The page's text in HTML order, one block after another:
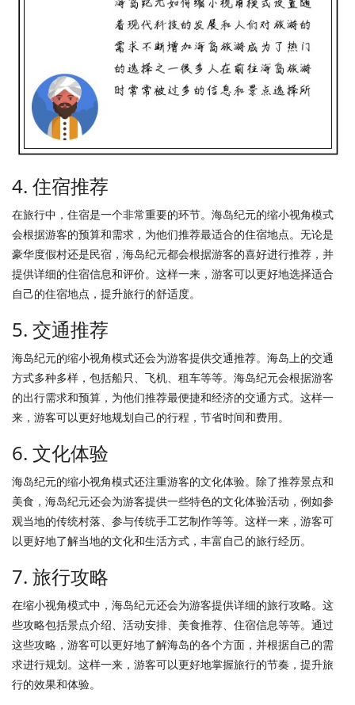
4. 住宿推荐
在旅行中，住宿是一个非常重要的环节。海岛纪元的缩小视角模式
会根据游客的预算和需求，为他们推荐最适合的住宿地点。无论是
豪华度假村还是民宿，海岛纪元都会根据游客的喜好进行推荐，并
提供详细的住宿信息和评价。这样一来，游客可以更好地选择适合
自己的住宿地点，提升旅行的舒适度。
5. 交通推荐
海岛纪元的缩小视角模式还会为游客提供交通推荐。海岛上的交通
方式多种多样，包括船只、飞机、租车等等。海岛纪元会根据游客
的出行需求和预算，为他们推荐最便捷和经济的交通方式。这样一
来，游客可以更好地规划自己的行程，节省时间和费用。
6. 文化体验
海岛纪元的缩小视角模式还注重游客的文化体验。除了推荐景点和
美食，海岛纪元还会为游客提供一些特色的文化体验活动，例如参
观当地的传统村落、参与传统手工艺制作等等。这样一来，游客可
以更好地了解当地的文化和生活方式，丰富自己的旅行经历。
7. 旅行攻略
在缩小视角模式中，海岛纪元还会为游客提供详细的旅行攻略。这
些攻略包括景点介绍、活动安排、美食推荐、住宿信息等等。通过
这些攻略，游客可以更好地了解海岛的各个方面，并根据自己的需
求进行规划。这样一来，游客可以更好地掌握旅行的节奏，提升旅
行的效果和体验。